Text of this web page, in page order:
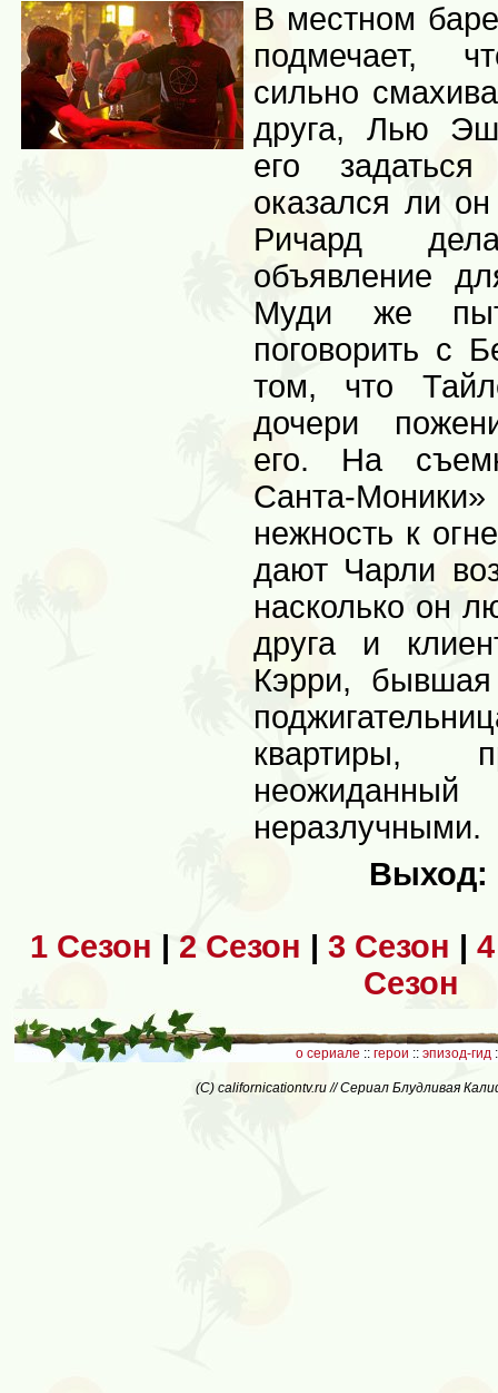
В местном
подмечает,
сильно
друга, Лью
его
оказался ли
Ричард
объявление
Муди же
поговорить с
том, что
дочери
его. На
Санта-
нежность к
дают Чарли
насколько он
друга и
Кэрри,
квартиры,
неразлучными.
Выход:
1 Сезон | 2 Сезон | 3 Сезон |
Сезон
о сериале :: герои :: эпизод-гид
(C) californicationtv.ru // Сериал Блудливая